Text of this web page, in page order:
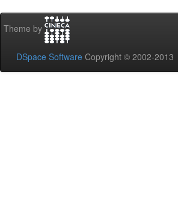
Theme by
DSpace Software Copyright © 2002-2013